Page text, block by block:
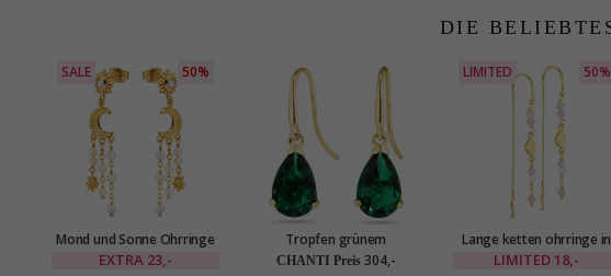
DIE
SALE 50%
Mond und Sonne Ohrringe
in vergoldetes Messing -
EXTRA 23,-
Tropfen grünem
Goldohrringe in 14 Karat
CHANTI Preis 304,-
LIMITED 50%
Lange ketten ohrringe in
vergoldetes Messing - Eliné
LIMITED 18,-